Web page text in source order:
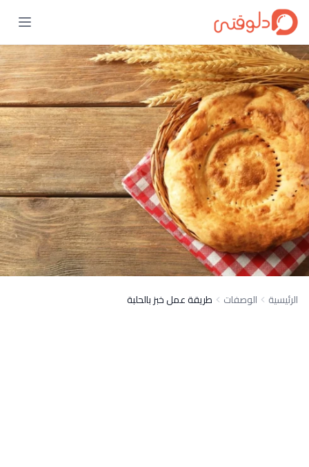
الرئيسية الوصفات طريقة عمل خبز بالحلبة